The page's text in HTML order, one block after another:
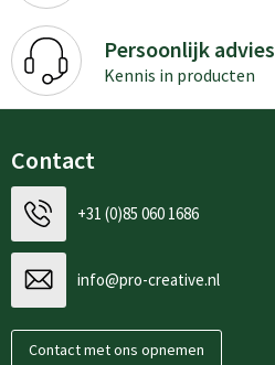
Persoonlijk advies
Kennis in producten
Contact
+31 (0)85 060 1686
info@pro-creative.nl
Contact met ons opnemen